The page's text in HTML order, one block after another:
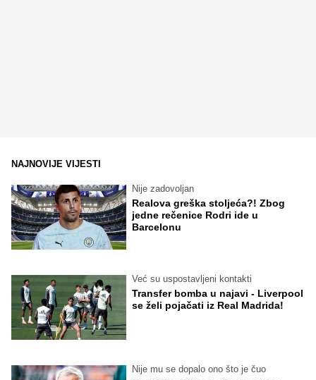
NAJNOVIJE VIJESTI
Nije zadovoljan
Realova greška stoljeća?! Zbog
jedne rečenice Rodri ide u
Barcelonu
Već su uspostavljeni kontakti
Transfer bomba u najavi - Liverpool
se želi pojačati iz Real Madrida!
Nije mu se dopalo ono što je čuo